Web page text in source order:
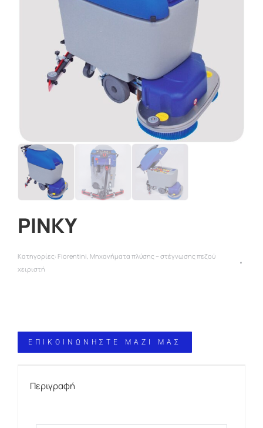
PINKY
Κατηγορίες: Fiorentini, Μηχανήματα πλύσης – στέγνωσης πεζού
χειριστή
ΕΠΙΚΟΙΝΩΝΗΣΤΕ ΜΑΖΙ ΜΑΣ
Περιγραφή